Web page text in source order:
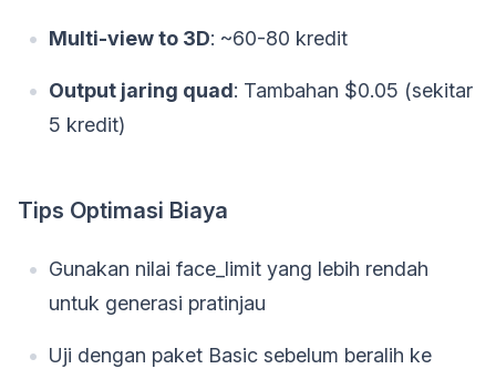
Multi-view to 3D: ~60-80 kredit
Output jaring quad: Tambahan $0.05 (sekitar
5 kredit)
Tips Optimasi Biaya
Gunakan nilai face_limit yang lebih rendah
untuk generasi pratinjau
Uji dengan paket Basic sebelum beralih ke